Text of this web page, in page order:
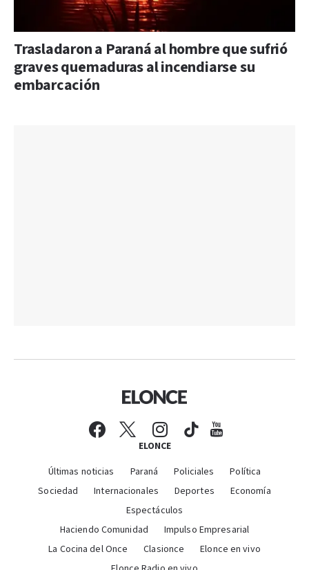
Trasladaron a Paraná al hombre que sufrió
graves quemaduras al incendiarse su
embarcación
ELONCE
Últimas noticias Paraná Policiales
Política
Sociedad
Internacionales Deportes
Economía
Espectáculos
Haciendo Comunidad
Impulso Empresarial
La Cocina del Once
Clasionce
Elonce en vivo